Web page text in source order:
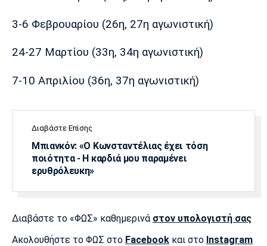
3-6 Φεβρουαρίου (26η, 27η αγωνιστική)
24-27 Μαρτίου (33η, 34η αγωνιστική)
7-10 Απριλίου (36η, 37η αγωνιστική)
Διαβάστε Επίσης
Μπιανκόν: «Ο Κωνσταντέλιας έχει τόση
ποιότητα - Η καρδιά μου παραμένει
ερυθρόλευκη»
Διαβάστε το «ΦΩΣ» καθημερινά στον υπολογιστή σας
Ακολουθήστε το ΦΩΣ στο Facebook και στο Instagram